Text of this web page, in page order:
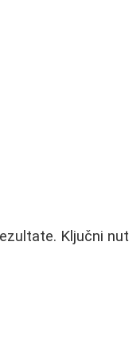
Ključni